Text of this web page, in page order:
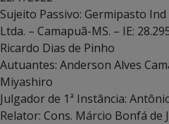
Sujeito Passivo: Germipasto
Ltda. – Camapuã-MS. – IE:
Ricardo Dias de Pinho
Autuantes: Anderson Alves
Miyashiro
Julgador de 1ª Instância:
Relator: Cons. Márcio Bonfá de